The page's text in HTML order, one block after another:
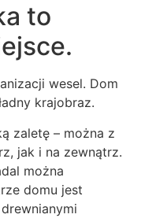
to
wesel. Dom
krajobraz.
zaletę – można z
jak i na zewnątrz.
można
domu jest